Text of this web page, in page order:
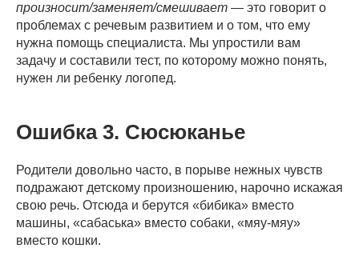
произносит/заменяет/смешивает — это говорит о
проблемах с речевым развитием и о том, что ему
нужна помощь специалиста. Мы упростили вам
задачу и составили тест, по которому можно понять,
нужен ли ребенку логопед.
Ошибка 3. Сюсюканье
Родители довольно часто, в порыве нежных чувств
подражают детскому произношению, нарочно искажая
свою речь. Отсюда и берутся «бибика» вместо
машины, «сабаська» вместо собаки, «мяу-мяу»
вместо кошки.